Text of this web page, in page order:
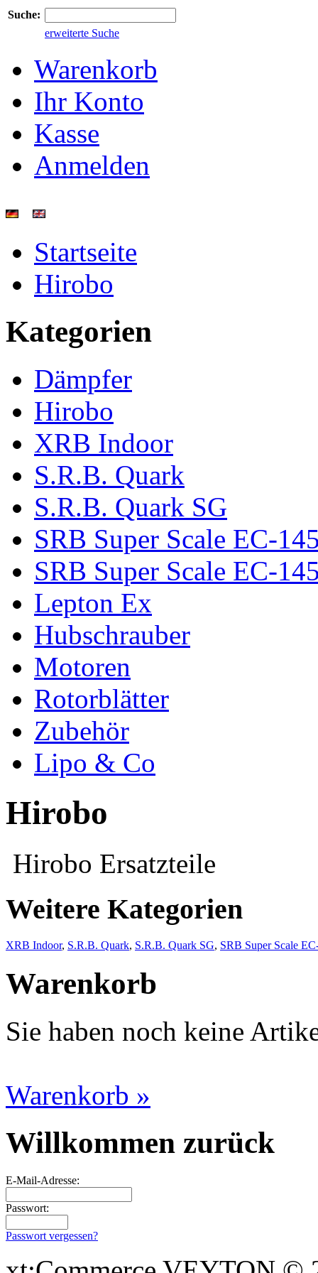
Suche:
erweiterte Suche
Warenkorb
Ihr Konto
Kasse
Anmelden
Startseite
Hirobo
Kategorien
Dämpfer
Hirobo
XRB Indoor
S.R.B. Quark
S.R.B. Quark SG
SRB Super Scale EC-
SRB Super Scale EC-
Lepton Ex
Hubschrauber
Motoren
Rotorblätter
Zubehör
Lipo & Co
Hirobo
Hirobo Ersatzteile
Weitere Kategorien
XRB Indoor, S.R.B. Quark, S.R.B. Quark SG, SRB Super Scale
Warenkorb
Sie haben noch keine
Warenkorb »
Willkommen zurück
E-Mail-Adresse:
Passwort:
Passwort vergessen?